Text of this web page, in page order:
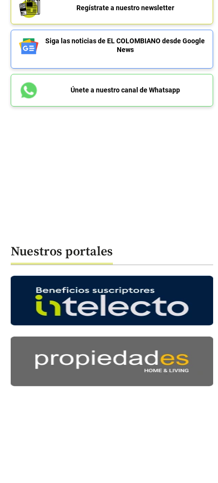
Regístrate a nuestro newsletter
Siga las noticias de EL COLOMBIANO desde Google
News
Únete a nuestro canal de Whatsapp
Nuestros portales